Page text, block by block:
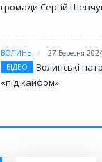
громади Сергій
ВОЛИНЬ
27 Вересня
ВІДЕО
Волинські
«під кайфом»